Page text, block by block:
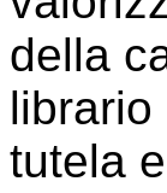
della
tutela